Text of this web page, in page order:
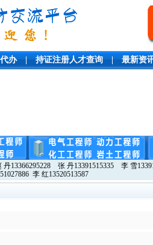
办|持证注册人才查询|最新资
13366295228 张 丹13391515335 李 雪
李 红13520513587